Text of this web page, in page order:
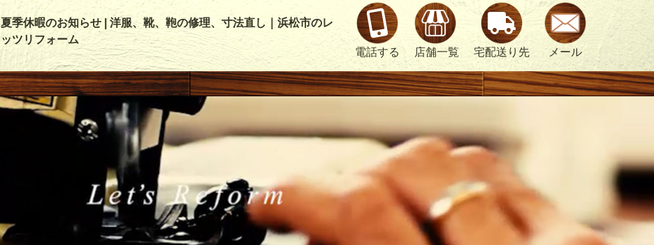
夏季休暇のお知らせ | 洋服、靴、鞄の修理、寸法直し｜浜松市のレ
ッツリフォーム
電話する
店舗一覧 宅配送り先 メール